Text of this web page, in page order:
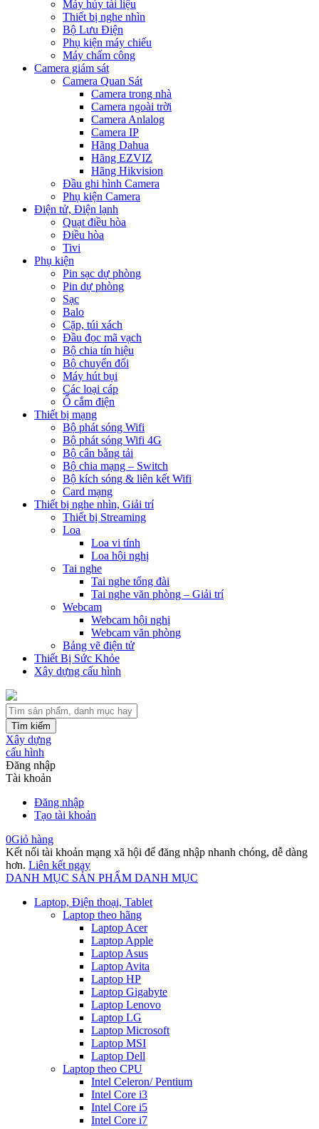
Máy hủy tài liệu
Thiết bị nghe nhìn
Bộ Lưu Điện
Phụ kiện máy chiếu
Máy chấm công
Camera giám sát
Camera Quan Sát
Camera trong nhà
Camera ngoài trời
Camera Anlalog
Camera IP
Hãng Dahua
Hãng EZVIZ
Hãng Hikvision
Đầu ghi hình Camera
Phụ kiện Camera
Điện tử, Điện lạnh
Quạt điều hòa
Điều hòa
Tivi
Phụ kiện
Pin sạc dự phòng
Pin dự phòng
Sạc
Balo
Cặp, túi xách
Đầu đọc mã vạch
Bộ chia tín hiệu
Bộ chuyển đổi
Máy hút bụi
Các loại cáp
Ổ cắm điện
Thiết bị mạng
Bộ phát sóng Wifi
Bộ phát sóng Wifi 4G
Bộ cân bằng tải
Bộ chia mạng – Switch
Bộ kích sóng & liên kết Wifi
Card mạng
Thiết bị nghe nhìn, Giải trí
Thiết bị Streaming
Loa
Loa vi tính
Loa hội nghị
Tai nghe
Tai nghe tổng đài
Tai nghe văn phòng – Giải trí
Webcam
Webcam hội nghị
Webcam văn phòng
Bảng vẽ điện tử
Thiết Bị Sức Khỏe
Xây dựng cấu hình
Tìm kiếm
Xây dựng
cấu hình
Đăng nhập
Tài khoản
Đăng nhập
Tạo tài khoản
0Giỏ hàng
Kết nối tài khoản mạng xã hội để đăng nhập nhanh chóng, dễ dàng
hơn. Liên kết ngay
DANH MỤC SẢN PHẨM DANH MỤC
Laptop, Điện thoại, Tablet
Laptop theo hãng
Laptop Acer
Laptop Apple
Laptop Asus
Laptop Avita
Laptop HP
Laptop Gigabyte
Laptop Lenovo
Laptop LG
Laptop Microsoft
Laptop MSI
Laptop Dell
Laptop theo CPU
Intel Celeron/ Pentium
Intel Core i3
Intel Core i5
Intel Core i7